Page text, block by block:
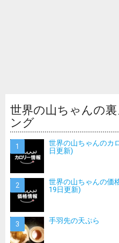
世界の山ちゃんの
ング
世界の山ちゃんのカ
日更新)
世界の山ちゃんの価
19日更新)
手羽先の天ぷら